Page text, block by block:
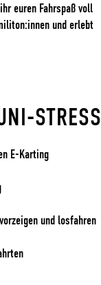
euren Fahrspaß voll
und erlebt
STRESS
E-Karting
und losfahren